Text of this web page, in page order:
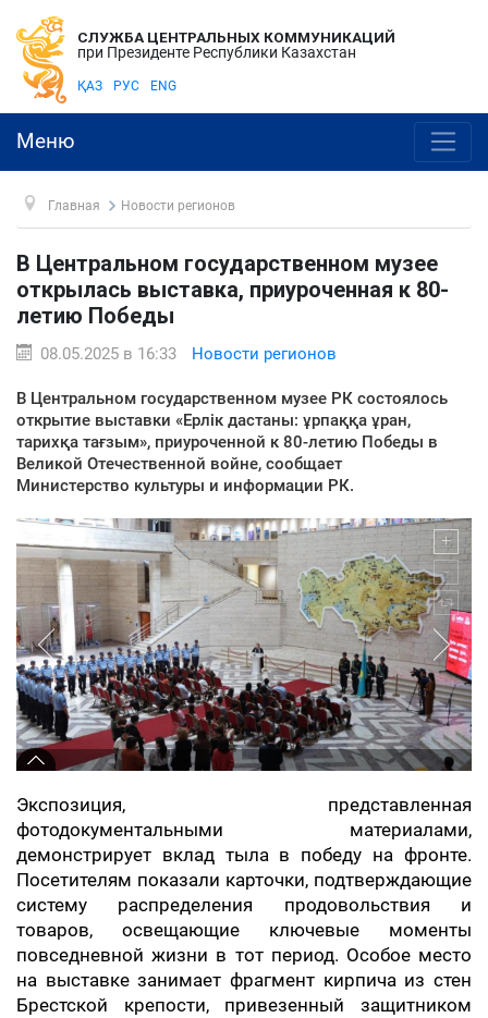
СЛУЖБА ЦЕНТРАЛЬНЫХ КОММУНИКАЦИЙ
при Президенте Республики Казахстан
ҚАЗ РУС ENG
Меню
Главная Новости регионов
В Центральном государственном музее
открылась выставка, приуроченная к 80-
летию Победы
08.05.2025 в 16:33 Новости регионов
В Центральном государственном музее РК состоялось
открытие выставки «Ерлік дастаны: ұрпаққа ұран,
тарихқа тағзым», приуроченной к 80-летию Победы в
Великой Отечественной войне, сообщает
Министерство культуры и информации РК.
Экспозиция, представленная
фотодокументальными материалами,
демонстрирует вклад тыла в победу на фронте.
Посетителям показали карточки, подтверждающие
систему распределения продовольствия и
товаров, освещающие ключевые моменты
повседневной жизни в тот период. Особое место
на выставке занимает фрагмент кирпича из стен
Брестской крепости, привезенный защитником